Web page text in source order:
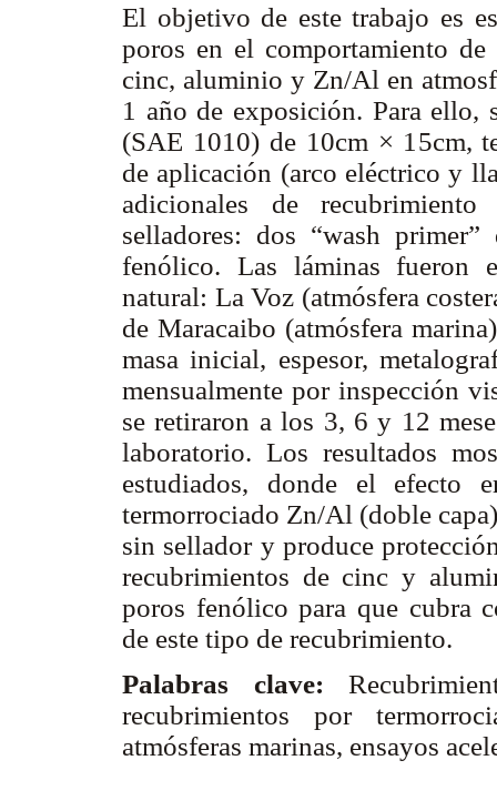
El objetivo de este trabajo es
poros en el comportamiento
cinc, aluminio y Zn/Al en
1 año de exposición. Para ello,
(SAE 1010) de 10cm × 15cm,
de aplicación (arco eléctrico y
adicionales de
selladores: dos “wash
fenólico. Las láminas fueron
natural: La Voz (atmósfera
de Maracaibo (atmósfera
masa inicial, espesor,
mensualmente por inspección
se retiraron a los 3, 6 y 12
laboratorio. Los resultados
estudiados, donde el efecto
termorrociado Zn/Al (doble
sin sellador y produce
recubrimientos de cinc y
poros fenólico para que cubra
de este tipo de recubrimiento.
Palabras clave:
recubrimientos por
atmósferas marinas, ensayos